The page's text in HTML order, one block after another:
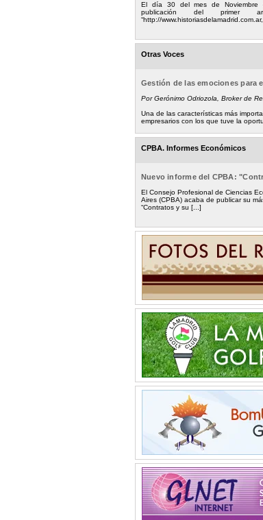
El día 30 del mes de
publicación del
“http://
Otras Voces
Gestión de las emociones para
Por Gerónimo Odriozola, Broker de
Una de las características más
empresarios con los que tuve la
CPBA. Informes Económicos
Nuevo informe del CPBA:
El Consejo Profesional de Ciencias
Aires (CPBA) acaba de publicar su
“Contratos y su [...]